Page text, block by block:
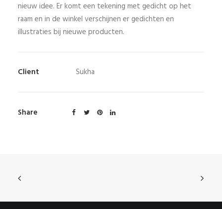
nieuw idee. Er komt een tekening met gedicht op het
raam en in de winkel verschijnen er gedichten en
illustraties bij nieuwe producten.
Client Sukha
Share